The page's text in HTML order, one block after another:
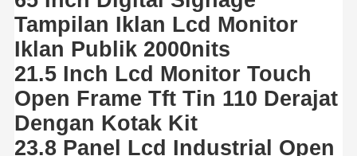
Tampilan Iklan Lcd Monitor
Iklan Publik 2000nits
21.5 Inch Lcd Monitor Touch
Open Frame Tft Tin 110 Derajat
Dengan Kotak Kit
23.8 Panel Lcd Industrial Open